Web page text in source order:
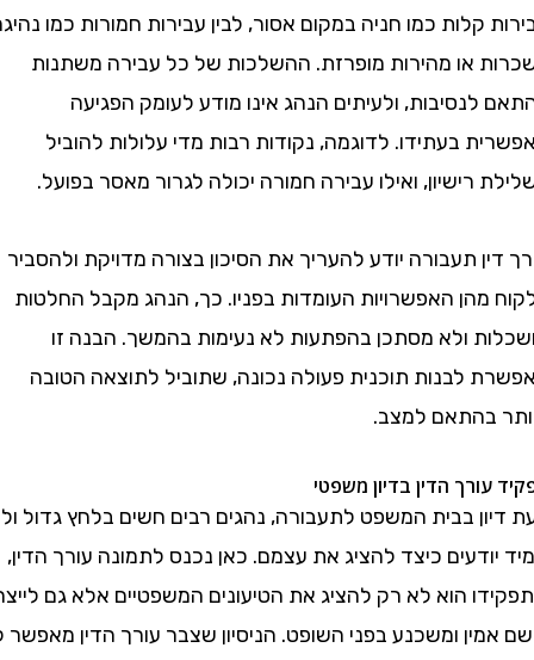
קלות כמו חניה במקום אסור, לבין עבירות חמורות כמו נהיגה
או מהירות מופרזת. ההשלכות של כל עבירה משתנות
ולעיתים הנהג אינו מודע לעומק הפגיעה
בעתידו. לדוגמה, נקודות רבות מדי עלולות להוביל
רישיון, ואילו עבירה חמורה יכולה לגרור מאסר בפועל.
תעבורה יודע להעריך את הסיכון בצורה מדויקת ולהסביר
האפשרויות העומדות בפניו. כך, הנהג מקבל החלטות
ולא מסתכן בהפתעות לא נעימות בהמשך. הבנה זו
לבנות תוכנית פעולה נכונה, שתוביל לתוצאה הטובה
למצב.
הדין בדיון משפטי
בבית המשפט לתעבורה, נהגים רבים חשים בלחץ גדול ולא
כיצד להציג את עצמם. כאן נכנס לתמונה עורך הדין,
הוא לא רק להציג את הטיעונים המשפטיים אלא גם לייצר
ומשכנע בפני השופט. הניסיון שצבר עורך הדין מאפשר לו